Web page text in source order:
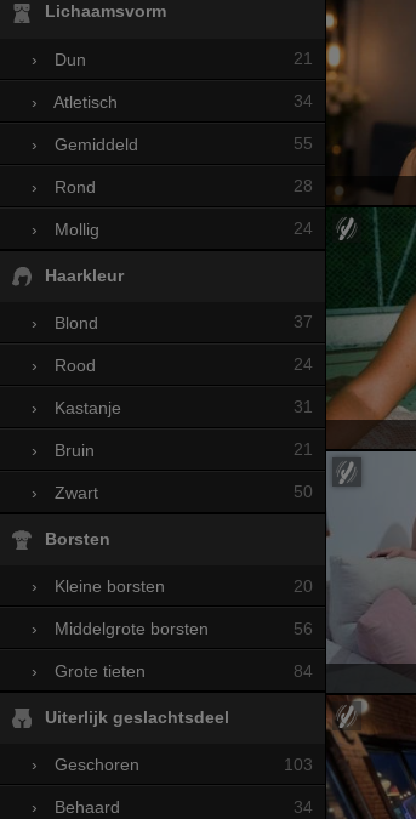
Lichaamsvorm
› Dun 21
› Atletisch 34
› Gemiddeld 55
› Rond 28
› Mollig 24
Haarkleur
› Blond 37
› Rood 24
› Kastanje 31
› Bruin 21
› Zwart 50
Borsten
› Kleine borsten 20
› Middelgrote borsten 56
› Grote tieten 84
Uiterlijk geslachtsdeel
› Geschoren 103
› Behaard 34